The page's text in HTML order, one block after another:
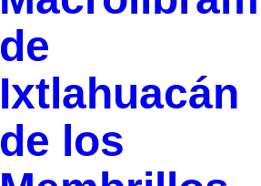
de
Ixtlahuacán
de los